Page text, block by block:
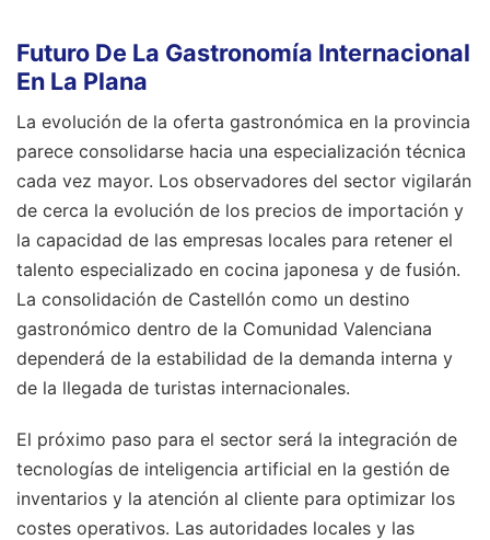
Futuro De La Gastronomía Internacional
En La Plana
La evolución de la oferta gastronómica en la provincia
parece consolidarse hacia una especialización técnica
cada vez mayor. Los observadores del sector vigilarán
de cerca la evolución de los precios de importación y
la capacidad de las empresas locales para retener el
talento especializado en cocina japonesa y de fusión.
La consolidación de Castellón como un destino
gastronómico dentro de la Comunidad Valenciana
dependerá de la estabilidad de la demanda interna y
de la llegada de turistas internacionales.
El próximo paso para el sector será la integración de
tecnologías de inteligencia artificial en la gestión de
inventarios y la atención al cliente para optimizar los
costes operativos. Las autoridades locales y las